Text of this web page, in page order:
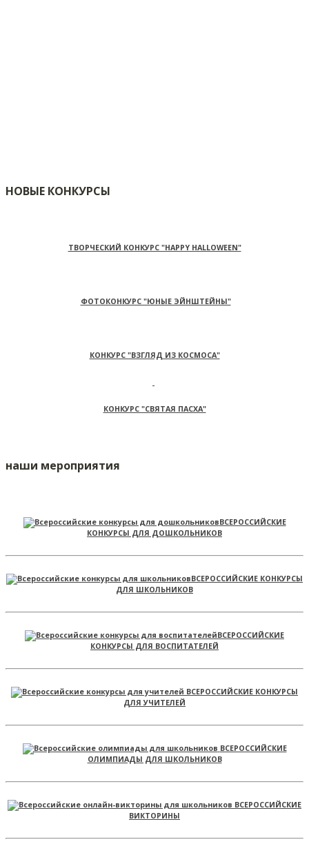
НОВЫЕ КОНКУРСЫ
ТВОРЧЕСКИЙ КОНКУРС "HAPPY HALLOWEEN"
ФОТОКОНКУРС "ЮНЫЕ ЭЙНШТЕЙНЫ"
КОНКУРС "ВЗГЛЯД ИЗ КОСМОСА"
КОНКУРС "СВЯТАЯ ПАСХА"
наши мероприятия
ВСЕРОССИЙСКИЕ
КОНКУРСЫ ДЛЯ ДОШКОЛЬНИКОВ
ВСЕРОССИЙСКИЕ КОНКУРСЫ
ДЛЯ ШКОЛЬНИКОВ
ВСЕРОССИЙСКИЕ
КОНКУРСЫ ДЛЯ ВОСПИТАТЕЛЕЙ
ВСЕРОССИЙСКИЕ КОНКУРСЫ
ДЛЯ УЧИТЕЛЕЙ
ВСЕРОССИЙСКИЕ
ОЛИМПИАДЫ ДЛЯ ШКОЛЬНИКОВ
ВСЕРОССИЙСКИЕ
ВИКТОРИНЫ